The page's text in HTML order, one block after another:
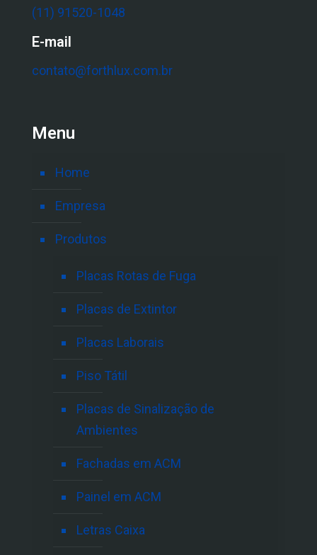
(11) 91520-1048
E-mail
contato@forthlux.com.br
Menu
Home
Empresa
Produtos
Placas Rotas de Fuga
Placas de Extintor
Placas Laborais
Piso Tátil
Placas de Sinalização de
Ambientes
Fachadas em ACM
Painel em ACM
Letras Caixa